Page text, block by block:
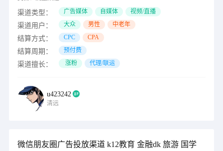
渠道类型： 广告媒体 自媒体 视频/直播
渠道用户： 大众 男性 中老年
结算方式： CPC CPA
结算周期： 预付费
渠道擅长： 涨粉 代理/联运
u423242
清远
微信朋友圈广告投放渠道 k12教育 金融dk 旅游 国学